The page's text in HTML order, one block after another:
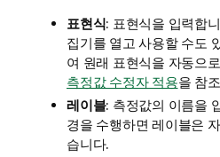
표현식: 표현식을 입력합
집기를 열고 사용할 수도
여 원래 표현식을 자동으
측정값 수정자 적용을 참
레이블: 측정값의 이름을
경을 수행하면 레이블은
습니다.